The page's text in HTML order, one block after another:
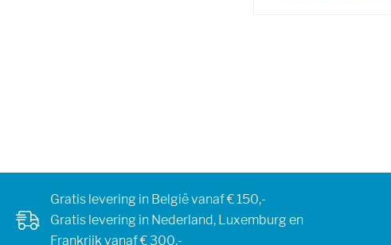
Gratis levering in België vanaf € 150,-
Gratis levering in Nederland, Luxemburg en
Frankrijk vanaf € 300,-